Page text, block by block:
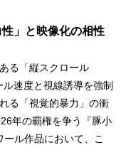
」と映像化の相性
る「縦スクロール
ル速度と視線誘導を強制
る「視覚的暴力」の衝
年の覇権を争う『豚小
ル作品において、こ